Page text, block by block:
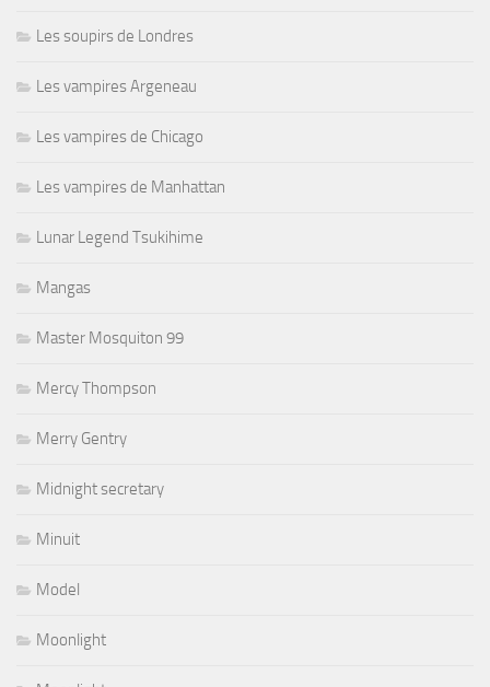
Les soupirs de Londres
Les vampires Argeneau
Les vampires de Chicago
Les vampires de Manhattan
Lunar Legend Tsukihime
Mangas
Master Mosquiton 99
Mercy Thompson
Merry Gentry
Midnight secretary
Minuit
Model
Moonlight